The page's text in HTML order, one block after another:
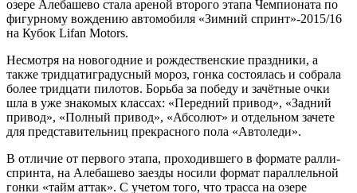
озере Алебашево стала ареной второго этапа Чемпионата по
фигурному вождению автомобиля «Зимний спринт»-2015/16
на Кубок Lifan Motors.
Несмотря на новогодние и рождественские праздники, а
также тридцатиградусный мороз, гонка состоялась и собрала
более тридцати пилотов. Борьба за победу и зачётные очки
шла в уже знакомых классах: «Передний привод», «Задний
привод», «Полный привод», «Абсолют» и отдельном зачете
для представительниц прекрасного пола «Автоледи».
В отличие от первого этапа, проходившего в формате ралли-
спринта, на Алебашево заезды носили формат параллельной
гонки «тайм аттак». С учетом того, что трасса на озере